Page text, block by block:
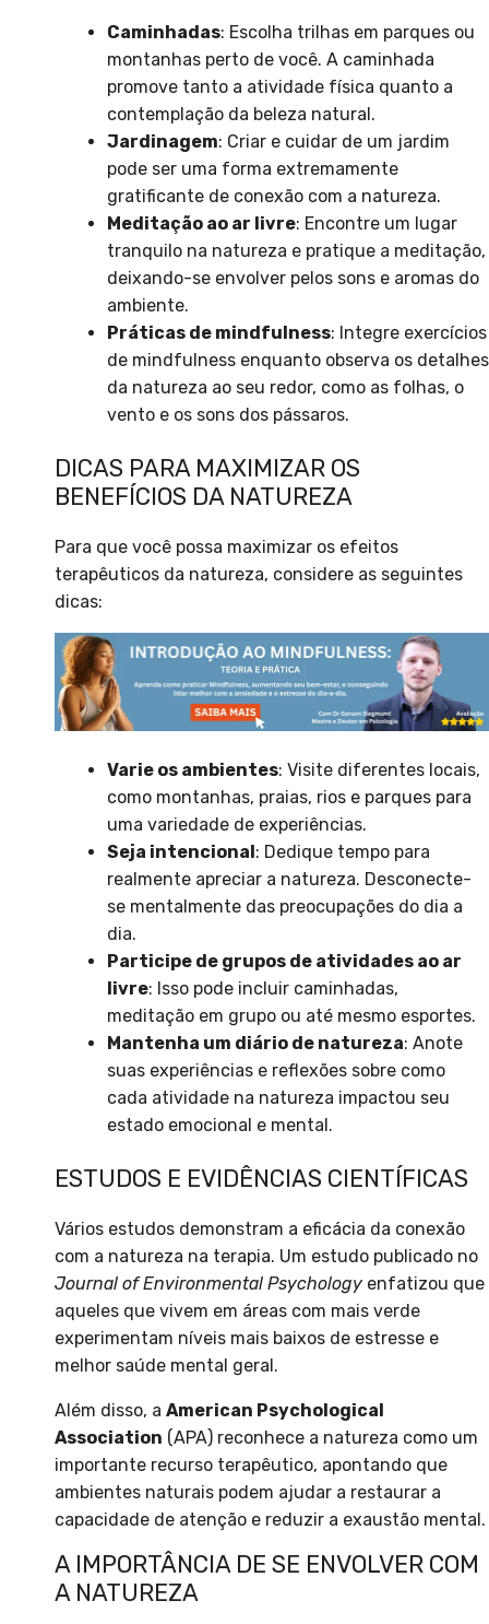
Caminhadas: Escolha trilhas em parques ou
montanhas perto de você. A caminhada
promove tanto a atividade física quanto a
contemplação da beleza natural.
Jardinagem: Criar e cuidar de um jardim
pode ser uma forma extremamente
gratificante de conexão com a natureza.
Meditação ao ar livre: Encontre um lugar
tranquilo na natureza e pratique a meditação,
deixando-se envolver pelos sons e aromas do
ambiente.
Práticas de mindfulness: Integre exercícios
de mindfulness enquanto observa os detalhes
da natureza ao seu redor, como as folhas, o
vento e os sons dos pássaros.
DICAS PARA MAXIMIZAR OS
BENEFÍCIOS DA NATUREZA
Para que você possa maximizar os efeitos
terapêuticos da natureza, considere as seguintes
dicas:
Varie os ambientes: Visite diferentes locais,
como montanhas, praias, rios e parques para
uma variedade de experiências.
Seja intencional: Dedique tempo para
realmente apreciar a natureza. Desconecte-
se mentalmente das preocupações do dia a
dia.
Participe de grupos de atividades ao ar
livre: Isso pode incluir caminhadas,
meditação em grupo ou até mesmo esportes.
Mantenha um diário de natureza: Anote
suas experiências e reflexões sobre como
cada atividade na natureza impactou seu
estado emocional e mental.
ESTUDOS E EVIDÊNCIAS CIENTÍFICAS
Vários estudos demonstram a eficácia da conexão
com a natureza na terapia. Um estudo publicado no
Journal of Environmental Psychology enfatizou que
aqueles que vivem em áreas com mais verde
experimentam níveis mais baixos de estresse e
melhor saúde mental geral.
Além disso, a American Psychological
Association (APA) reconhece a natureza como um
importante recurso terapêutico, apontando que
ambientes naturais podem ajudar a restaurar a
capacidade de atenção e reduzir a exaustão mental.
A IMPORTÂNCIA DE SE ENVOLVER COM
A NATUREZA